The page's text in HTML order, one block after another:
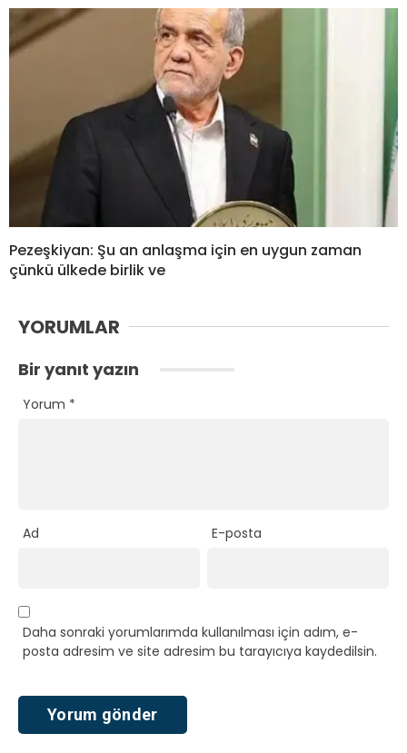
Pezeşkiyan: Şu an anlaşma için en uygun zaman
çünkü ülkede birlik ve
YORUMLAR
Bir yanıt yazın
Yorum *
Ad E-posta
Daha sonraki yorumlarımda kullanılması için adım, e-
posta adresim ve site adresim bu tarayıcıya kaydedilsin.